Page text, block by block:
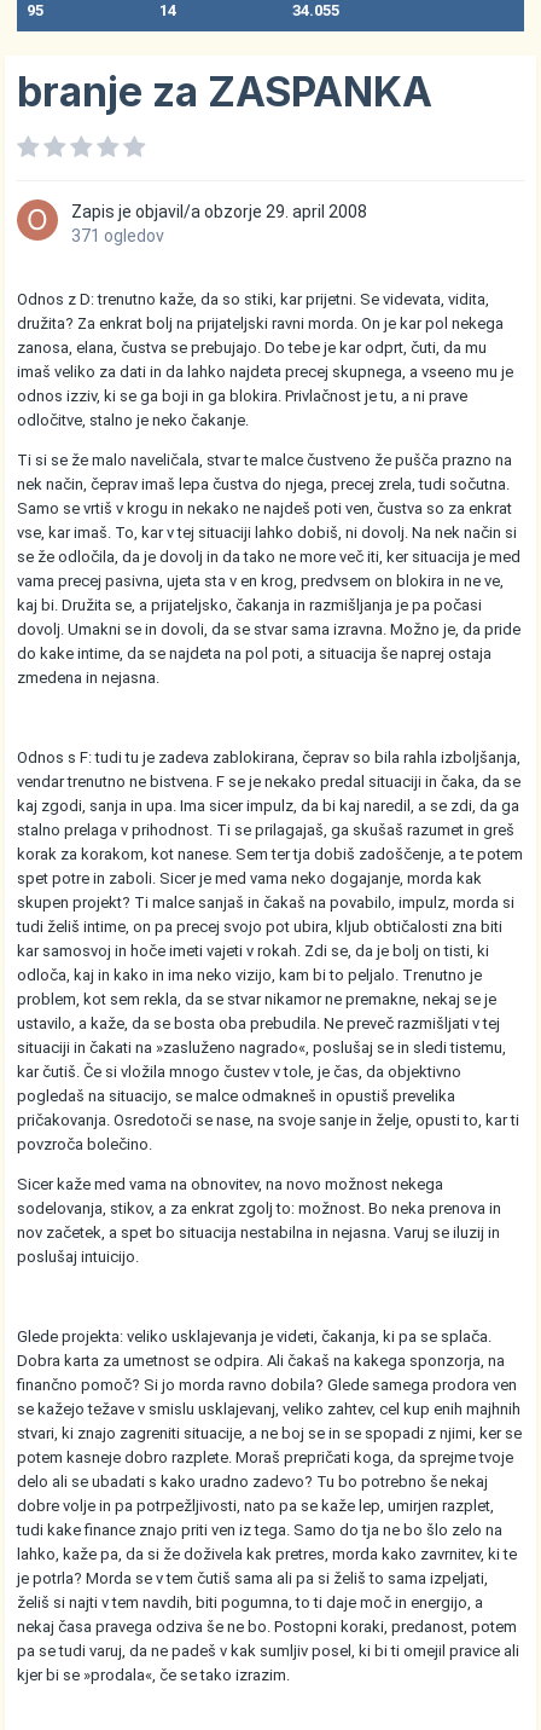
95
14
34.055
branje za ZASPANKA
Zapis je objavil/aobzorje 29. april 2008
371 ogledov
Odnos z D: trenutno kaže, da so stiki, kar prijetni. Se videvata, vidita,
družita? Za enkrat bolj na prijateljski ravni morda. On je kar pol nekega
zanosa, elana, čustva se prebujajo. Do tebe je kar odprt, čuti, da mu
imaš veliko za dati in da lahko najdeta precej skupnega, a vseeno mu je
odnos izziv, ki se ga boji in ga blokira. Privlačnost je tu, a ni prave
odločitve, stalno je neko čakanje.
Ti si se že malo naveličala, stvar te malce čustveno že pušča prazno na
nek način, čeprav imaš lepa čustva do njega, precej zrela, tudi sočutna.
Samo se vrtiš v krogu in nekako ne najdeš poti ven, čustva so za enkrat
vse, kar imaš. To, kar v tej situaciji lahko dobiš, ni dovolj. Na nek način si
se že odločila, da je dovolj in da tako ne more več iti, ker situacija je med
vama precej pasivna, ujeta sta v en krog, predvsem on blokira in ne ve,
kaj bi. Družita se, a prijateljsko, čakanja in razmišljanja je pa počasi
dovolj. Umakni se in dovoli, da se stvar sama izravna. Možno je, da pride
do kake intime, da se najdeta na pol poti, a situacija še naprej ostaja
zmedena in nejasna.
Odnos s F: tudi tu je zadeva zablokirana, čeprav so bila rahla izboljšanja,
vendar trenutno ne bistvena. F se je nekako predal situaciji in čaka, da se
kaj zgodi, sanja in upa. Ima sicer impulz, da bi kaj naredil, a se zdi, da ga
stalno prelaga v prihodnost. Ti se prilagajaš, ga skušaš razumet in greš
korak za korakom, kot nanese. Sem ter tja dobiš zadoščenje, a te potem
spet potre in zaboli. Sicer je med vama neko dogajanje, morda kak
skupen projekt? Ti malce sanjaš in čakaš na povabilo, impulz, morda si
tudi želiš intime, on pa precej svojo pot ubira, kljub obtičalosti zna biti
kar samosvoj in hoče imeti vajeti v rokah. Zdi se, da je bolj on tisti, ki
odloča, kaj in kako in ima neko vizijo, kam bi to peljalo. Trenutno je
problem, kot sem rekla, da se stvar nikamor ne premakne, nekaj se je
ustavilo, a kaže, da se bosta oba prebudila. Ne preveč razmišljati v tej
situaciji in čakati na »zasluženo nagrado«, poslušaj se in sledi tistemu,
kar čutiš. Če si vložila mnogo čustev v tole, je čas, da objektivno
pogledaš na situacijo, se malce odmakneš in opustiš prevelika
pričakovanja. Osredotoči se nase, na svoje sanje in želje, opusti to, kar ti
povzroča bolečino.
Sicer kaže med vama na obnovitev, na novo možnost nekega
sodelovanja, stikov, a za enkrat zgolj to: možnost. Bo neka prenova in
nov začetek, a spet bo situacija nestabilna in nejasna. Varuj se iluzij in
poslušaj intuicijo.
Glede projekta: veliko usklajevanja je videti, čakanja, ki pa se splača.
Dobra karta za umetnost se odpira. Ali čakaš na kakega sponzorja, na
finančno pomoč? Si jo morda ravno dobila? Glede samega prodora ven
se kažejo težave v smislu usklajevanj, veliko zahtev, cel kup enih majhnih
stvari, ki znajo zagreniti situacije, a ne boj se in se spopadi z njimi, ker se
potem kasneje dobro razplete. Moraš prepričati koga, da sprejme tvoje
delo ali se ubadati s kako uradno zadevo? Tu bo potrebno še nekaj
dobre volje in pa potrpežljivosti, nato pa se kaže lep, umirjen razplet,
tudi kake finance znajo priti ven iz tega. Samo do tja ne bo šlo zelo na
lahko, kaže pa, da si že doživela kak pretres, morda kako zavrnitev, ki te
je potrla? Morda se v tem čutiš sama ali pa si želiš to sama izpeljati,
želiš si najti v tem navdih, biti pogumna, to ti daje moč in energijo, a
nekaj časa pravega odziva še ne bo. Postopni koraki, predanost, potem
pa se tudi varuj, da ne padeš v kak sumljiv posel, ki bi ti omejil pravice ali
kjer bi se »prodala«, če se tako izrazim.